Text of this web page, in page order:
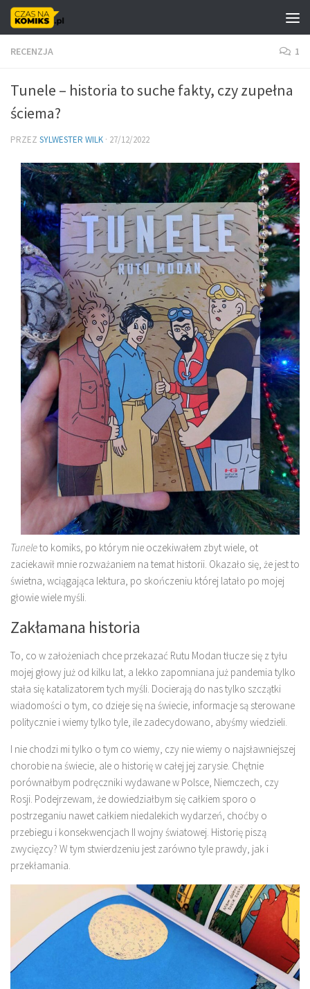
Skip to content
RECENZJA 1
Tunele – historia to suche fakty, czy zupełna
ściema?
PRZEZ SYLWESTER WILK · 27/12/2022
Tuneleto komiks, po którym nie oczekiwałem zbyt wiele, ot
zaciekawił mnie rozważaniem na temat historii. Okazało się, że jest to
świetna, wciągająca lektura, po skończeniu której latało po mojej
głowie wiele myśli.
Zakłamana historia
To, co w założeniach chce przekazać Rutu Modan tłucze się z tyłu
mojej głowy już od kilku lat, a lekko zapomniana już pandemia tylko
stała się katalizatorem tych myśli. Docierają do nas tylko szczątki
wiadomości o tym, co dzieje się na świecie, informacje są sterowane
politycznie i wiemy tylko tyle, ile zadecydowano, abyśmy wiedzieli.
I nie chodzi mi tylko o tym co wiemy, czy nie wiemy o najsławniejszej
chorobie na świecie, ale o historię w całej jej zarysie. Chętnie
porównałbym podręczniki wydawane w Polsce, Niemczech, czy
Rosji. Podejrzewam, że dowiedziałbym się całkiem sporo o
postrzeganiu nawet całkiem niedalekich wydarzeń, choćby o
przebiegu i konsekwencjach II wojny światowej. Historię piszą
zwycięzcy? W tym stwierdzeniu jest zarówno tyle prawdy, jak i
przekłamania.